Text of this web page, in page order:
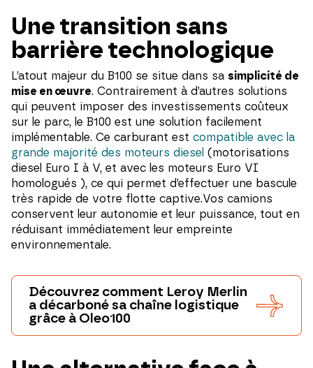
Une transition sans
barrière technologique
L’atout majeur du B100 se situe dans sa simplicité de
mise en œuvre. Contrairement à d’autres solutions
qui peuvent imposer des investissements coûteux
sur le parc, le B100 est une solution facilement
implémentable. Ce carburant est compatible avec la
grande majorité des moteurs diesel (motorisations
diesel Euro I à V, et avec les moteurs Euro VI
homologués ), ce qui permet d’effectuer une bascule
très rapide de votre flotte captive.Vos camions
conservent leur autonomie et leur puissance, tout en
réduisant immédiatement leur empreinte
environnementale.
Découvrez comment Leroy Merlin
a décarboné sa chaîne logistique
grâce à Oleo100